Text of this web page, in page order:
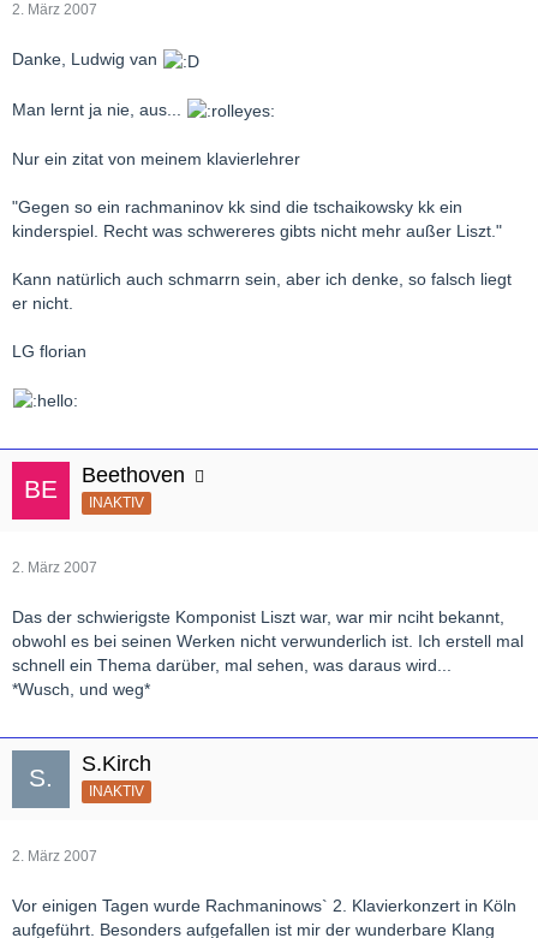
2. März 2007
Danke, Ludwig van
Man lernt ja nie, aus...
Nur ein zitat von meinem klavierlehrer
"Gegen so ein rachmaninov kk sind die tschaikowsky kk ein
kinderspiel. Recht was schwereres gibts nicht mehr außer Liszt."
Kann natürlich auch schmarrn sein, aber ich denke, so falsch liegt
er nicht.
LG florian
Beethoven
INAKTIV
2. März 2007
Das der schwierigste Komponist Liszt war, war mir nciht bekannt,
obwohl es bei seinen Werken nicht verwunderlich ist. Ich erstell mal
schnell ein Thema darüber, mal sehen, was daraus wird...
*Wusch, und weg*
S.Kirch
INAKTIV
2. März 2007
Vor einigen Tagen wurde Rachmaninows` 2. Klavierkonzert in Köln
aufgeführt. Besonders aufgefallen ist mir der wunderbare Klang